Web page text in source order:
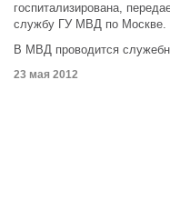
госпитализирована,
службу ГУ МВД по Москве.
В МВД проводится
23 мая 2012